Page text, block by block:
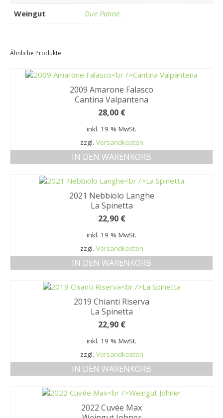
Weingut
Due Palme
Ähnliche Produkte
2009 Amarone Falasco
Cantina Valpantena
28,00 €
inkl. 19 % MwSt.
zzgl. Versandkosten
IN DEN WARENKORB
2021 Nebbiolo Langhe
La Spinetta
22,90 €
inkl. 19 % MwSt.
zzgl. Versandkosten
IN DEN WARENKORB
2019 Chianti Riserva
La Spinetta
22,90 €
inkl. 19 % MwSt.
zzgl. Versandkosten
IN DEN WARENKORB
2022 Cuvée Max